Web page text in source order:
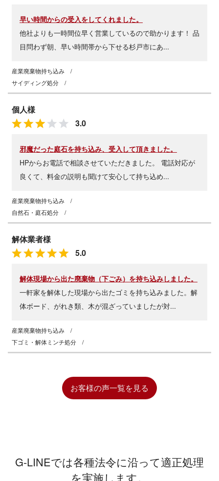
早い時間からの受入をしてくれました。
他社よりも一時間位早く営業しているので助かります！ 品
目問わず朝、早い時間帯から下せる杉戸市にあ...
産業廃棄物持ち込み /
サイディング処分 /
個人様
3.0
邪魔だった庭石を持ち込み、受入して頂きました。
HPからお電話で相談させていただきました。 電話対応が
良くて、料金の説明も聞けて安心して持ち込め...
産業廃棄物持ち込み /
自然石・庭石処分 /
解体業者様
5.0
解体現場から出た廃棄物（下ごみ）を持ち込みしました。
一軒家を解体した現場から出たゴミを持ち込みました。解
体ボード、がれき類、木が混ざっていましたが対...
産業廃棄物持ち込み /
下ゴミ・解体ミンチ処分 /
お客様の声一覧を見る
G-LINEでは各種法令に沿って適正処理
を実施します。